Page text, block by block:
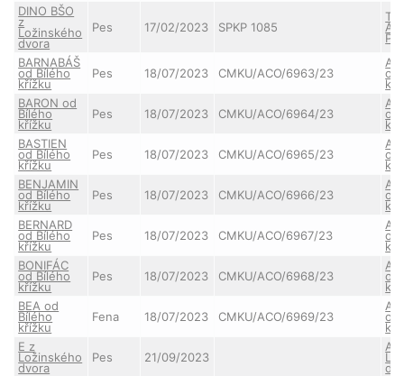
DINO BŠO
z
Ložinského
dvora
Pes 17/02/2023 SPKP 1085
BARNABÁŠ
od Bílého
křížku
Pes 18/07/2023 CMKU/ACO/6963/23 od
BARON od
Bílého
křížku
Pes 18/07/2023 CMKU/ACO/6964/23 od
BASTIEN
od Bílého
křížku
Pes 18/07/2023 CMKU/ACO/6965/23 od
BENJAMIN
od Bílého
křížku
Pes 18/07/2023 CMKU/ACO/6966/23 od
BERNARD
od Bílého
křížku
Pes 18/07/2023 CMKU/ACO/6967/23 od
BONIFÁC
od Bílého
křížku
Pes 18/07/2023 CMKU/ACO/6968/23 od
BEA od
Bílého
křížku
Fena 18/07/2023 CMKU/ACO/6969/23 od
E z
Ložinského
dvora
Pes 21/09/2023